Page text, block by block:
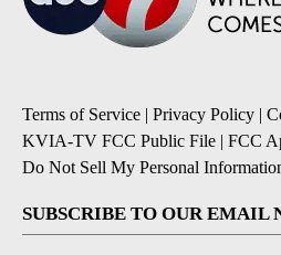
Terms of Service | Privacy Policy |
KVIA-TV FCC Public File | FCC
Do Not Sell My Personal
SUBSCRIBE TO OUR EMAIL